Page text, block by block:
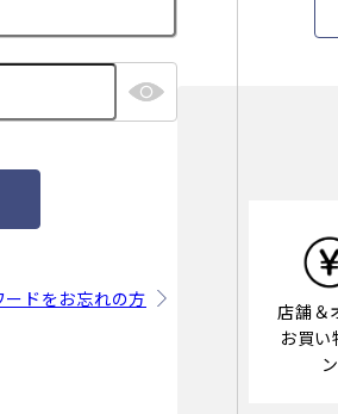
ードをお忘れの方
店舗＆
お買